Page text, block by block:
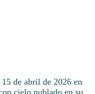
de abril de 2026 en